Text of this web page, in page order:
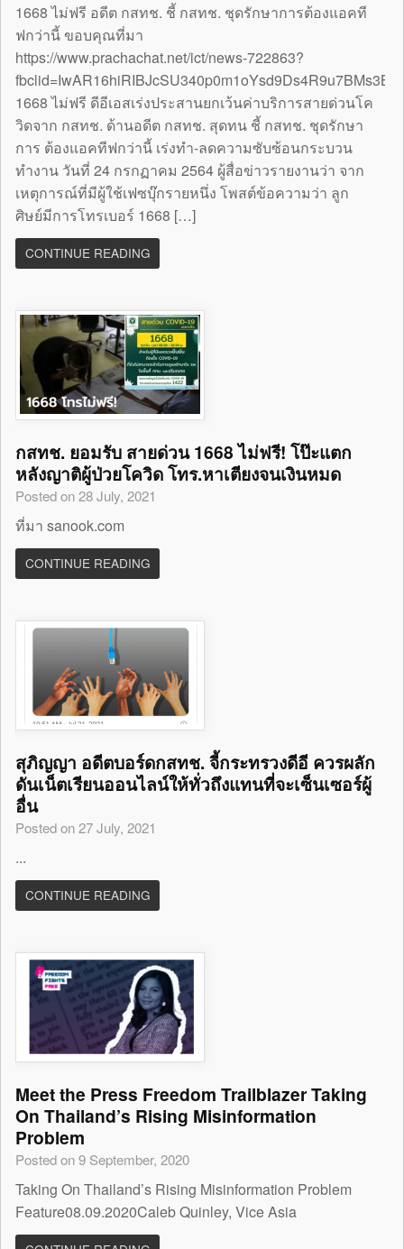
1668 ไม่ฟรี อดีต กสทช. ชี้ กสทช. ชุดรักษาการต้องแอคที
ฟกว่านี้ ขอบคุณที่มา
https://www.prachachat.net/ict/news-722863?
1668 ไม่ฟรี ดีอีเอสเร่งประสานยกเว้นค่าบริการสายด่วนโค
วิดจาก กสทช. ด้านอดีต กสทช. สุดทน ชี้ กสทช. ชุดรักษา
การ ต้องแอคทีฟกว่านี้ เร่งทำ-ลดความซับซ้อนกระบวน
ทำงาน วันที่ 24 กรกฏาคม 2564 ผู้สื่อข่าวรายงานว่า จาก
เหตุการณ์ที่มีผู้ใช้เฟซบุ๊กรายหนึ่ง โพสต์ข้อความว่า ลูก
ศิษย์มีการโทรเบอร์ 1668 […]
CONTINUE READING
กสทช. ยอมรับ สายด่วน 1668 ไม่ฟรี! โป๊ะแตก
หลังญาติผู้ป่วยโควิด โทร.หาเตียงจนเงินหมด
Posted on 28 July, 2021
ที่มา sanook.com
CONTINUE READING
สุภิญญา อดีตบอร์ดกสทช. จี้กระทรวงดีอี ควรผลัก
ดันเน็ตเรียนออนไลน์ให้ทั่วถึงแทนที่จะเซ็นเซอร์ผู้
อื่น
Posted on 27 July, 2021
...
CONTINUE READING
Meet the Press Freedom Trailblazer Taking
On Thailand’s Rising Misinformation
Problem
Posted on 9 September, 2020
Taking On Thailand’s Rising Misinformation Problem
Feature08.09.2020Caleb Quinley, Vice Asia